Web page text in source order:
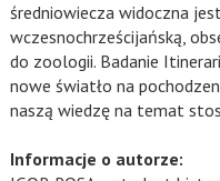
średniowiecza widoczna
wczesnochrześcijańską,
do zoologii. Badanie
nowe światło na
naszą wiedzę na temat
Informacje o autorze: